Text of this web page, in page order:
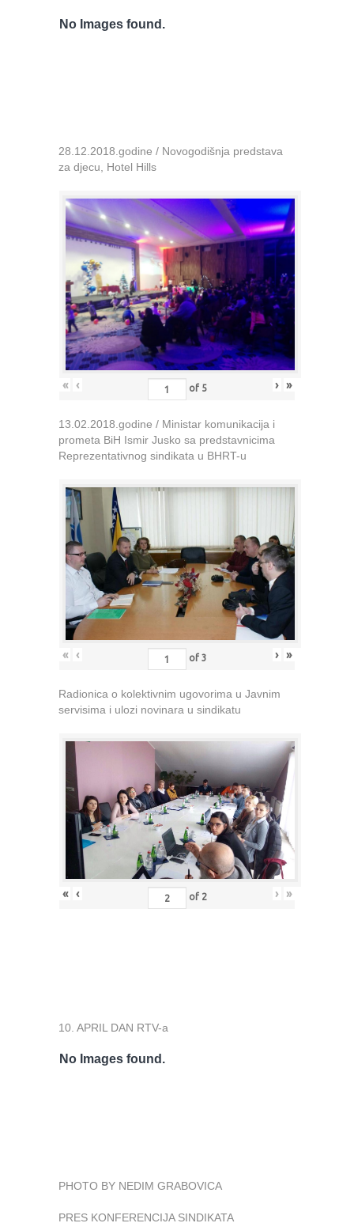
No Images found.
28.12.2018.godine / Novogodišnja predstava
za djecu, Hotel Hills
« ‹ of 5 › »
13.02.2018.godine / Ministar komunikacija i
prometa BiH Ismir Jusko sa predstavnicima
Reprezentativnog sindikata u BHRT-u
« ‹ of 3 › »
Radionica o kolektivnim ugovorima u Javnim
servisima i ulozi novinara u sindikatu
« ‹ of 2 › »
10. APRIL DAN RTV-a
No Images found.
PHOTO BY NEDIM GRABOVICA
PRES KONFERENCIJA SINDIKATA